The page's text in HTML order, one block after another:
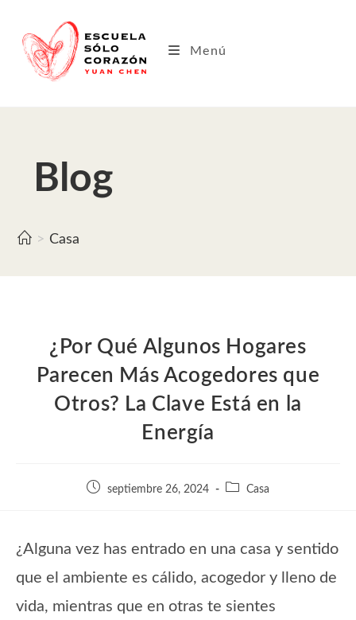
contenido
Menú
Blog
> Casa
¿Por Qué Algunos Hogares
Parecen Más Acogedores que
Otros? La Clave Está en la
Energía
Publicación
septiembre 26, 2024
Categoría
Casa
¿Alguna vez has entrado en una casa y sentido
que el ambiente es cálido, acogedor y lleno de
vida, mientras que en otras te sientes